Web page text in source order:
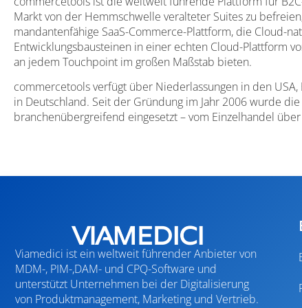
Markt von der Hemmschwelle veralteter Suites zu
mandantenfähige SaaS-Commerce-Plattform, die Cloud-
Entwicklungsbausteinen in einer echten Cloud-Plattform
an jedem Touchpoint im großen Maßstab bieten.
commercetools verfügt über Niederlassungen in den
in Deutschland. Seit der Gründung im Jahr 2006 wurde
branchenübergreifend eingesetzt – vom Einzelhandel
Viamedici ist ein weltweit führender Anbieter von
MDM-, PIM-,DAM- und CPQ-Software und
unterstützt Unternehmen bei der Digitalisierung
von Produktmanagement, Marketing und Vertrieb.